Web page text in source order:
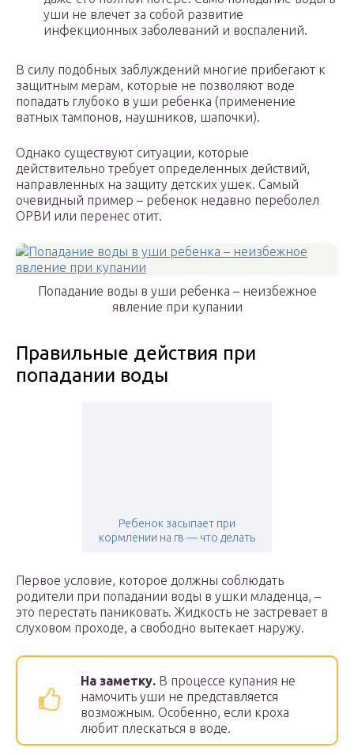
уши не влечет за собой развитие
инфекционных заболеваний и воспалений.
В силу подобных заблуждений многие прибегают к
защитным мерам, которые не позволяют воде
попадать глубоко в уши ребенка (применение
ватных тампонов, наушников, шапочки).
Однако существуют ситуации, которые
действительно требует определенных действий,
направленных на защиту детских ушек. Самый
очевидный пример – ребенок недавно переболел
ОРВИ или перенес отит.
Попадание воды в уши ребенка – неизбежное
явление при купании
Правильные действия при
попадании воды
Ребенок засыпает при
кормлении на гв — что делать
Первое условие, которое должны соблюдать
родители при попадании воды в ушки младенца, –
это перестать паниковать. Жидкость не застревает в
слуховом проходе, а свободно вытекает наружу.
На заметку. В процессе купания не
намочить уши не представляется
возможным. Особенно, если кроха
любит плескаться в воде.